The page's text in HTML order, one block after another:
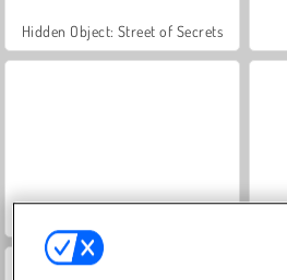
Hidden Object: Street of Secrets